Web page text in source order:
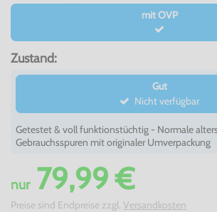
mit OVP
Zustand:
Gut
Nicht verfügbar
Getestet & voll funktionstüchtig - Normale
Gebrauchsspuren mit originaler Umverpackung
nur79,99 €
Preise sind Endpreise zzgl. Versandkosten